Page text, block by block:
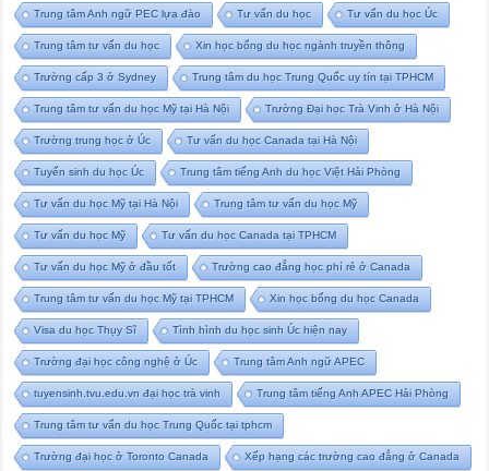
Trung tâm Anh ngữ PEC lựa đào Tư vấn du học Tư vấn du học Úc
Trung tâm tư vấn du học Xin học bổng du học ngành truyền thông
Trường cấp 3 ở Sydney Trung tâm du học Trung Quốc uy tín tại TPHCM
Trung tâm tư vấn du học Mỹ tại Hà Nội Trường Đại học Trà Vinh ở Hà Nội
Trường trung học ở Úc Tư vấn du học Canada tại Hà Nội
Tuyển sinh du học Úc Trung tâm tiếng Anh du học Việt Hải Phòng
Tư vấn du học Mỹ tại Hà Nội Trung tâm tư vấn du học Mỹ
Tư vấn du học Mỹ Tư vấn du học Canada tại TPHCM
Tư vấn du học Mỹ ở đầu tốt Trường cao đẳng học phí rẻ ở Canada
Trung tâm tư vấn du học Mỹ tại TPHCM Xin học bổng du học Canada
Visa du học Thụy Sĩ Tình hình du học sinh Úc hiện nay
Trường đại học công nghệ ở Úc Trung tâm Anh ngữ APEC
tuyensinh.tvu.edu.vn đại học trà vinh Trung tâm tiếng Anh APEC Hải Phòng
Trung tâm tư vấn du học Trung Quốc tại tphcm
Trường đại học ở Toronto Canada Xếp hạng các trường cao đẳng ở Canada